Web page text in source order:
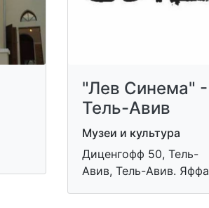
"Лев Синема" -
Тель-Авив
Музеи и культура
Диценгофф 50, Тель-
Авив, Тель-Авив. Яффа